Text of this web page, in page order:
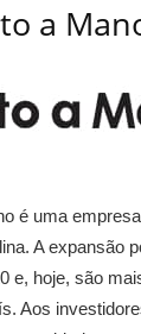
a
é uma
A expansão
e, hoje, são
Aos